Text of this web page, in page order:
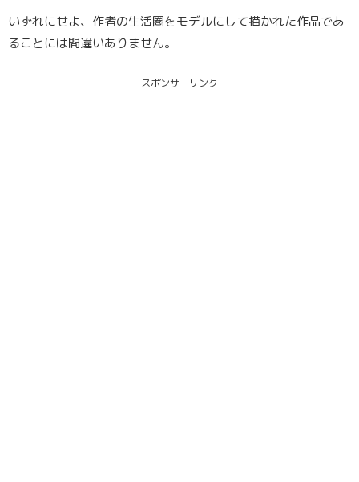
いずれにせよ、作者の生活圏をモデルにして描かれた作品であ
ることには間違いありません。
スポンサーリンク